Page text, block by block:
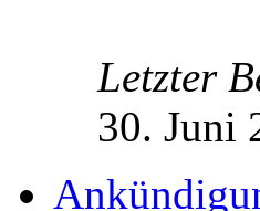
Letzter
30. Juni